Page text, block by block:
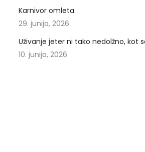
Karnivor omleta
29. junija, 2026
Uživanje jeter ni tako nedolžno, kot
10. junija, 2026